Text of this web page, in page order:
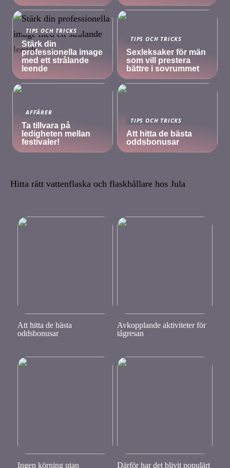
TIPS OCH TRICKS
Stärk din
professionella image
med ett strålande
leende
TIPS OCH TRICKS
Sexleksaker för män
som vill prestera
bättre i sovrummet
AFFÄRER
Ta tillvara på
ledigheten mellan
festivaler!
TIPS OCH TRICKS
Att hitta de bästa
oddsbonusar
Hitta rätt vattenflaska och flaskhållare hos Jula
Att hitta de bästa
oddsbonusar
Avkopplande aktiviteter för
tågresan
Ingen körning utan Därför har det blivit populärt